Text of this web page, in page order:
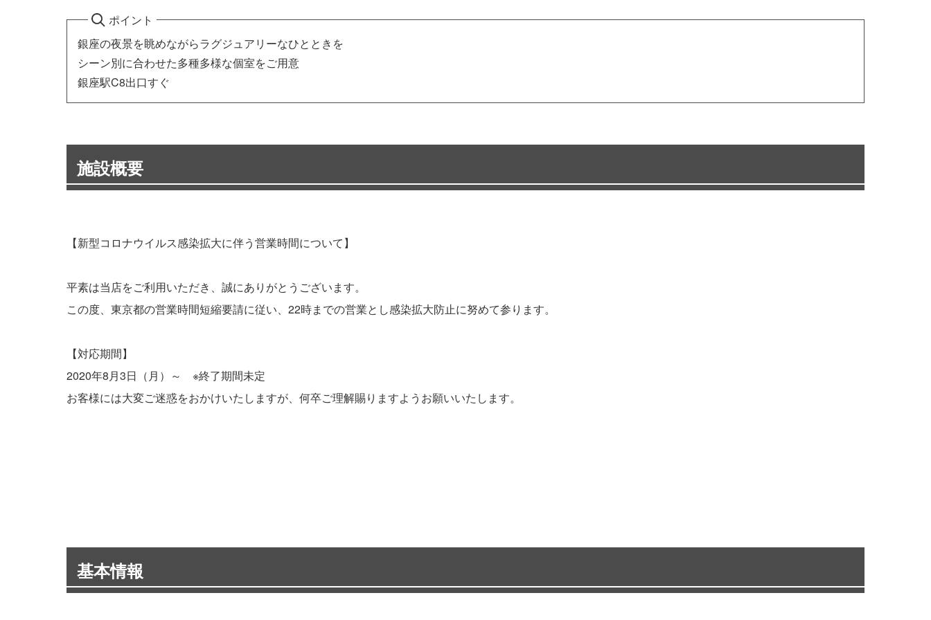
ポイント
銀座の夜景を眺めながらラグジュアリーなひとときを
シーン別に合わせた多種多様な個室をご用意
銀座駅C8出口すぐ
施設概要
【新型コロナウイルス感染拡大に伴う営業時間について】
平素は当店をご利用いただき、誠にありがとうございます。
この度、東京都の営業時間短縮要請に従い、22時までの営業とし感染拡大防止に努めて参ります。
【対応期間】
2020年8月3日（月）～ ※終了期間未定
お客様には大変ご迷惑をおかけいたしますが、何卒ご理解賜りますようお願いいたします。
基本情報